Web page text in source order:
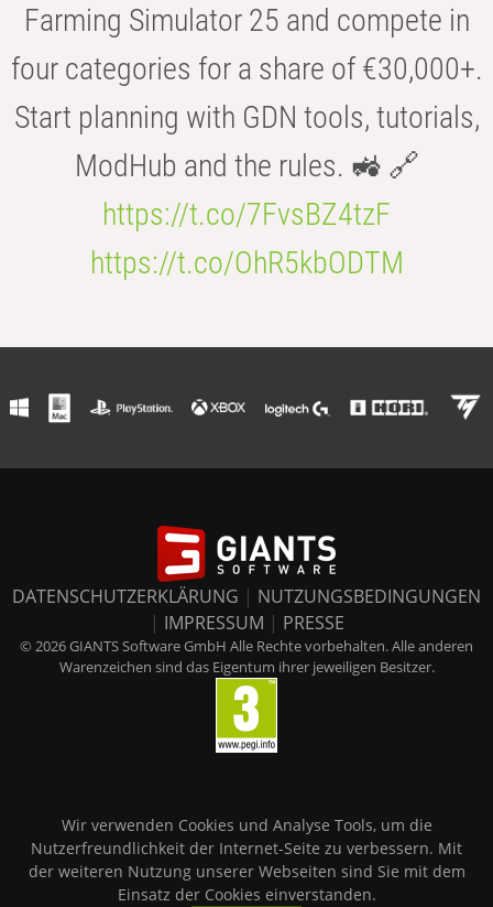
Farming Simulator 25 and compete in
four categories for a share of €30,000+.
Start planning with GDN tools, tutorials,
ModHub and the rules. 🚜 🔗
https://t.co/7FvsBZ4tzF
https://t.co/OhR5kbODTM
DATENSCHUTZERKLÄRUNG | NUTZUNGSBEDINGUNGEN
| IMPRESSUM | PRESSE
© 2026 GIANTS Software GmbH Alle Rechte vorbehalten. Alle anderen
Warenzeichen sind das Eigentum ihrer jeweiligen Besitzer.
Wir verwenden Cookies und Analyse Tools, um die
Nutzerfreundlichkeit der Internet-Seite zu verbessern. Mit
der weiteren Nutzung unserer Webseiten sind Sie mit dem
Einsatz der Cookies einverstanden.